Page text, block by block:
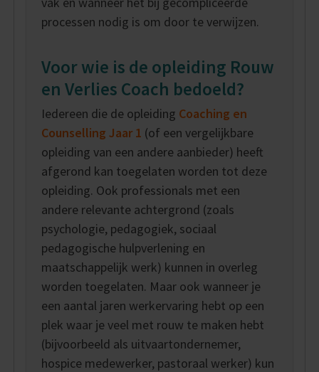
processen nodig is om door te verwijzen.
Voor wie is de opleiding Rouw
en Verlies Coach bedoeld?
Iedereen die de opleiding Coaching en
Counselling Jaar 1 (of een vergelijkbare
opleiding van een andere aanbieder) heeft
afgerond kan toegelaten worden tot deze
opleiding. Ook professionals met een
andere relevante achtergrond (zoals
psychologie, pedagogiek, sociaal
pedagogische hulpverlening en
maatschappelijk werk) kunnen in overleg
worden toegelaten. Maar ook wanneer je
een aantal jaren werkervaring hebt op een
plek waar je veel met rouw te maken hebt
(bijvoorbeeld als uitvaartondernemer,
hospice medewerker, pastoraal werker) kun